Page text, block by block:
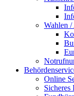
Wahlen /
Online